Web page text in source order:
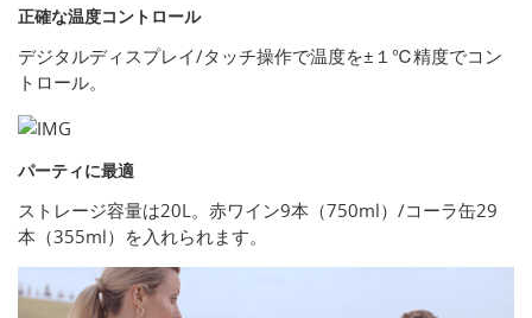
正確な温度コントロール
デジタルディスプレイ/タッチ操作で温度を±１℃精度でコン
トロール。
パーティに最適
ストレージ容量は20L。赤ワイン9本（750ml）/コーラ缶29
本（355ml）を入れられます。